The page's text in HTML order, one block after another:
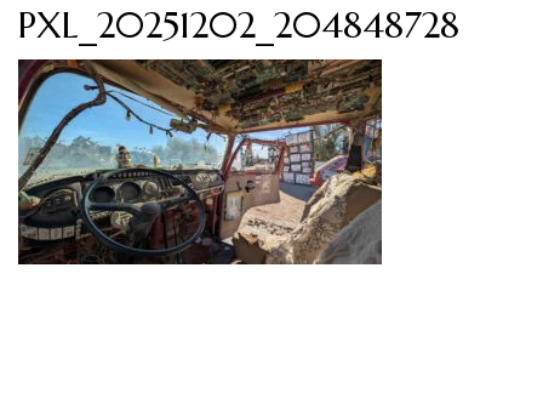
PXL_20251202_204848728